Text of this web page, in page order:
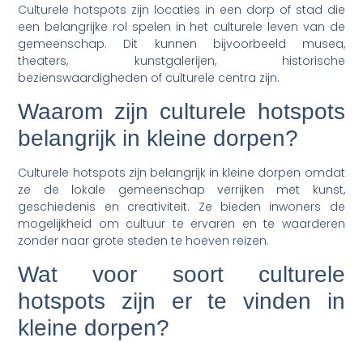
Culturele hotspots zijn locaties in een dorp of stad die
een belangrijke rol spelen in het culturele leven van de
gemeenschap. Dit kunnen bijvoorbeeld musea,
theaters, kunstgalerijen, historische
bezienswaardigheden of culturele centra zijn.
Waarom zijn culturele hotspots
belangrijk in kleine dorpen?
Culturele hotspots zijn belangrijk in kleine dorpen omdat
ze de lokale gemeenschap verrijken met kunst,
geschiedenis en creativiteit. Ze bieden inwoners de
mogelijkheid om cultuur te ervaren en te waarderen
zonder naar grote steden te hoeven reizen.
Wat voor soort culturele
hotspots zijn er te vinden in
kleine dorpen?